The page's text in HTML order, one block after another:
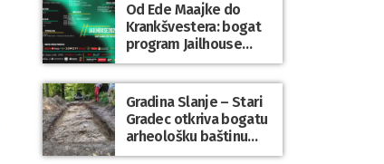
Od Ede Maajke do
Krankšvestera: bogat
program Jailhouse
Festivala 2026. u
Lepoglavi
Gradina Slanje – Stari
Gradec otkriva bogatu
arheološku baštinu
Varaždinske županije